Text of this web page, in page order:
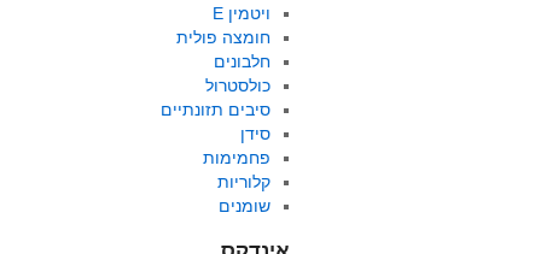
ויטמין E
חומצה פולית
חלבונים
כולסטרול
סיבים תזונתיים
סידן
פחמימות
קלוריות
שומנים